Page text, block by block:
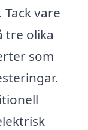
vare
tre olika
som